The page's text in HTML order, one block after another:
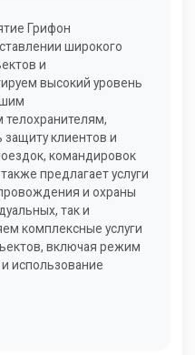
Грифон
широкого
и
высокий уровень
клиентов и
командировок
предлагает услуги
и охраны
так и
комплексные услуги
включая режим
использование